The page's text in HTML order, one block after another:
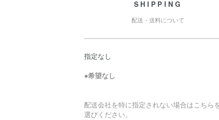
SHIPPING
配送・送料について
指定なし
●希望なし
配送会社を特に指定されない場合はこちら
選びください。